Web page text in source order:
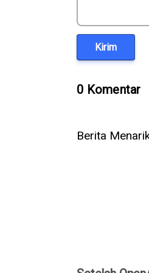
Kirim
0 Komentar
Berita